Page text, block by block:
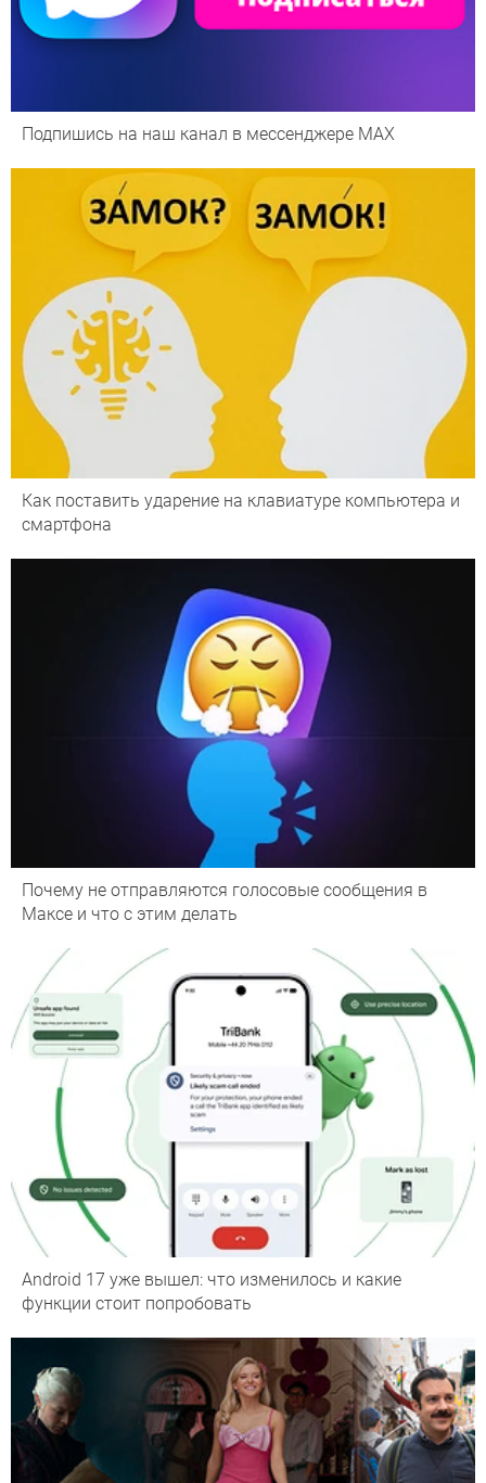
Подпишись на наш канал в мессенджере МАХ
Как поставить ударение на клавиатуре компьютера и
смартфона
Почему не отправляются голосовые сообщения в
Максе и что с этим делать
Android 17 уже вышел: что изменилось и какие
функции стоит попробовать